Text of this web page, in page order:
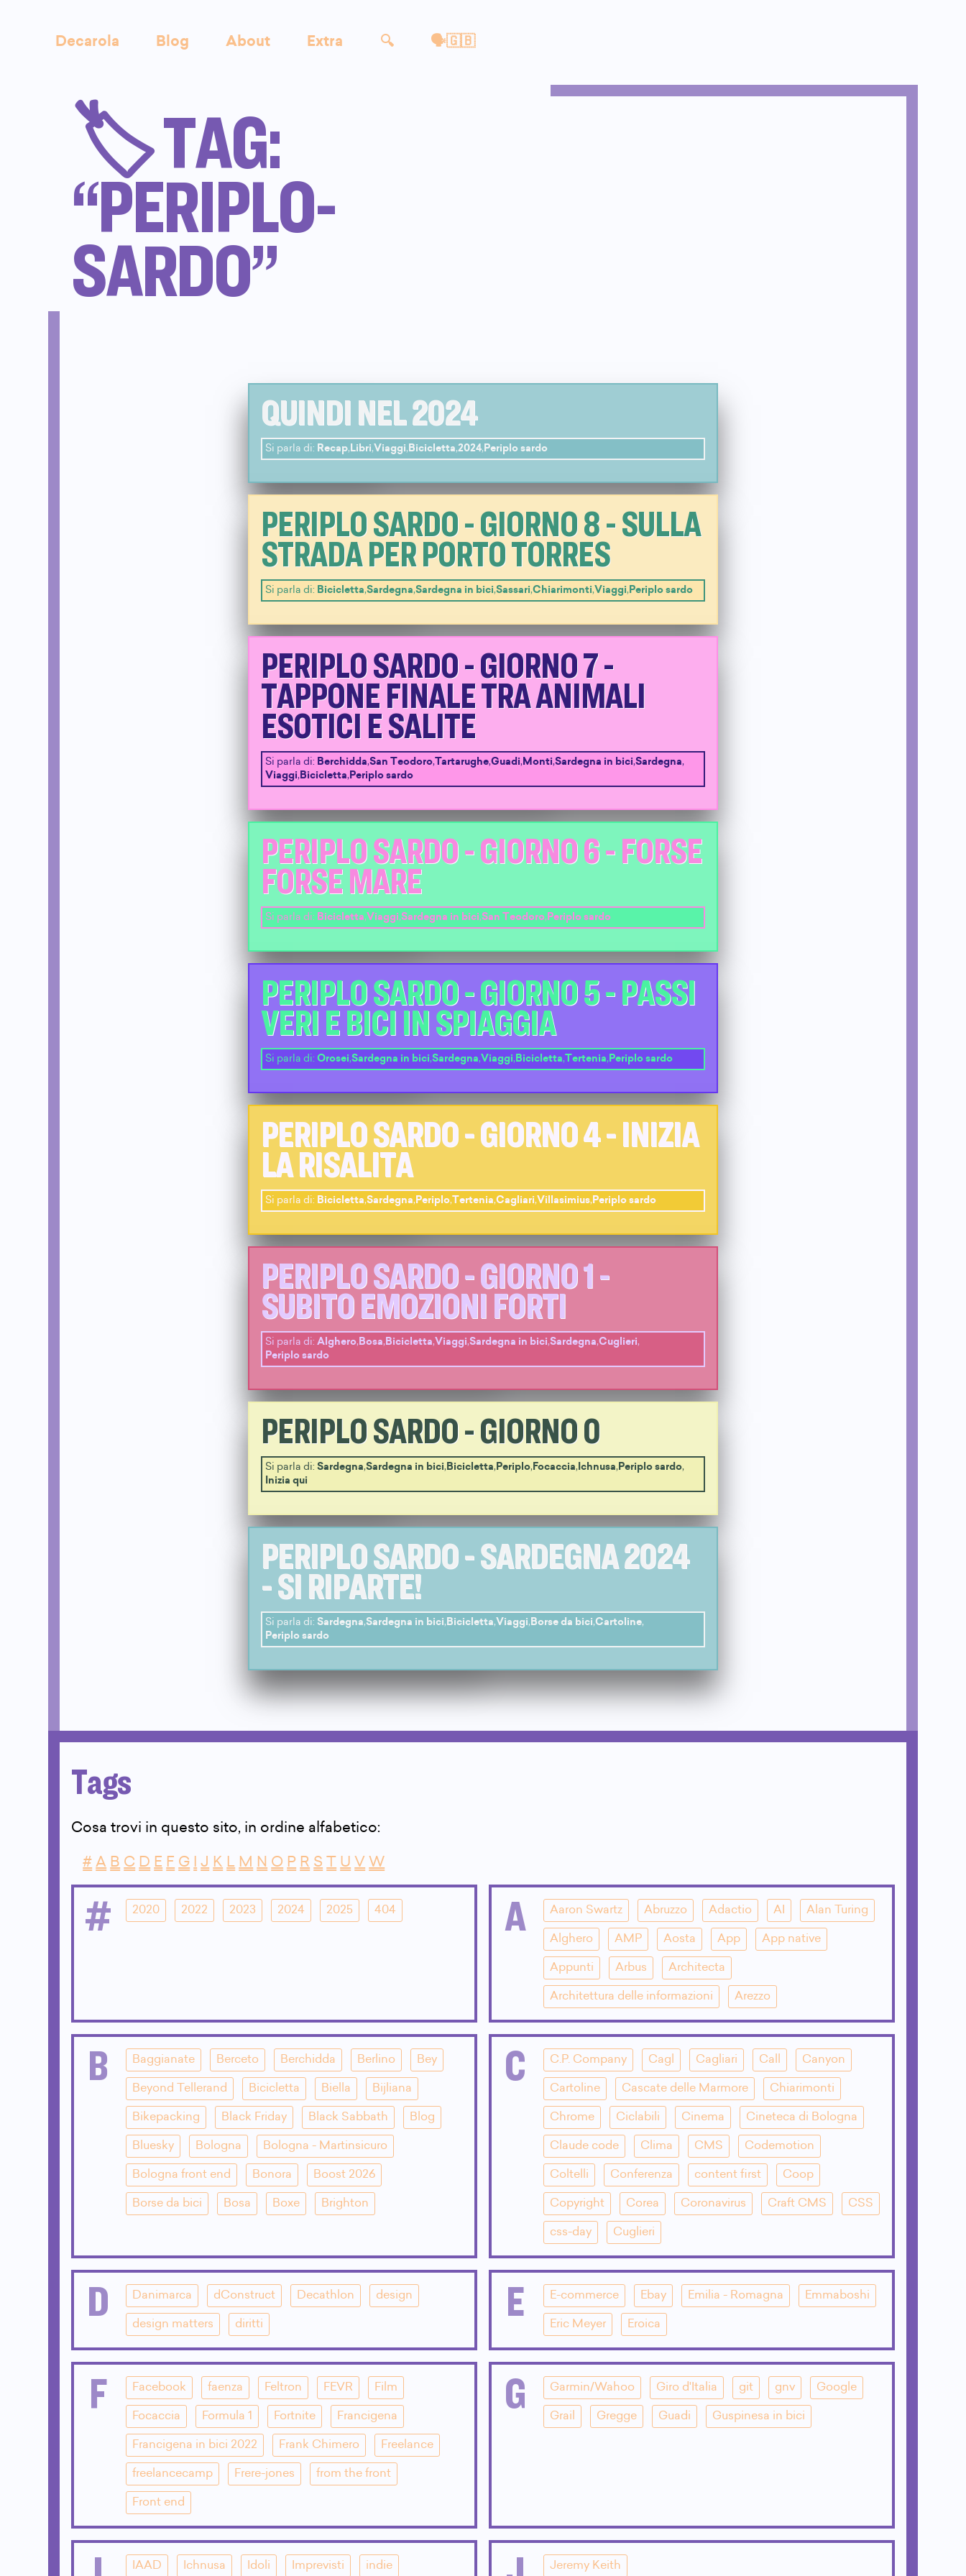
Decarola Blog About Extra 🔍 🗣🇬🇧
🏷️ TAG:
“PERIPLO-
SARDO”
QUINDI NEL 2024
Si parla di: Recap, Libri,Viaggi, Bicicletta,2024, Periplo sardo
PERIPLO SARDO - GIORNO 8 - SULLA
STRADA PER PORTO TORRES
Si parla di: Bicicletta,Sardegna,Sardegna in bici,Sassari,Chiarimonti,Viaggi, Periplo sardo
PERIPLO SARDO - GIORNO 7 -
TAPPONE FINALE TRA ANIMALI
ESOTICI E SALITE
Si parla di: Berchidda,San Teodoro,Tartarughe,Guadi, Monti,Sardegna in bici,Sardegna,
Viaggi, Bicicletta, Periplo sardo
PERIPLO SARDO - GIORNO 6 - FORSE
FORSE MARE
Si parla di: Bicicletta,Viaggi,Sardegna in bici,San Teodoro, Periplo sardo
PERIPLO SARDO - GIORNO 5 - PASSI
VERI E BICI IN SPIAGGIA
Si parla di:Orosei,Sardegna in bici,Sardegna,Viaggi, Bicicletta,Tertenia, Periplo sardo
PERIPLO SARDO - GIORNO 4 - INIZIA
LA RISALITA
Si parla di: Bicicletta,Sardegna, Periplo,Tertenia,Cagliari,Villasimius, Periplo sardo
PERIPLO SARDO - GIORNO 1 -
SUBITO EMOZIONI FORTI
Si parla di:Alghero, Bosa, Bicicletta,Viaggi,Sardegna in bici,Sardegna,Cuglieri,
Periplo sardo
PERIPLO SARDO - GIORNO 0
Si parla di:Sardegna,Sardegna in bici, Bicicletta, Periplo, Focaccia, Ichnusa, Periplo sardo,
Inizia qui
PERIPLO SARDO - SARDEGNA 2024
- SI RIPARTE!
Si parla di: Sardegna,Sardegna in bici, Bicicletta,Viaggi, Borse da bici,Cartoline,
Periplo sardo
Tags
Cosa trovi in questo sito, in ordine alfabetico:
# A B C D E F G J K L M N O P R S U V W
# 2020 2022 2023 2024 2025 404 A Aaron Swartz Abruzzo Adactio AI Alan Turing
Alghero AMP Aosta App App native
Appunti Arbus Architecta
Architettura delle informazioni Arezzo
B Baggianate Berceto Berchidda Berlino Bey
Beyond Tellerand Bicicletta Biella Bijliana
Bikepacking Black Friday Black Sabbath Blog
Bluesky Bologna Bologna - Martinsicuro
Bologna front end Bonora Boost 2026
Borse da bici Bosa Boxe Brighton
C C.P. Company Cagl Cagliari Call Canyon
Cartoline Cascate delle Marmore Chiarimonti
Chrome Ciclabili Cinema Cineteca di Bologna
Claude code Clima CMS Codemotion
Coltelli Conferenza content first Coop
Copyright Corea Coronavirus Craft CMS CSS
css-day Cuglieri
D Danimarca dConstruct Decathlon design
design matters diritti E E-commerce Ebay Emilia - Romagna Emmaboshi
Eric Meyer Eroica
F Facebook faenza Feltron FEVR Film
Focaccia Formula 1 Fortnite Francigena
Francigena in bici 2022 Frank Chimero Freelance
freelancecamp Frere-jones from the front
Front end
G Garmin/Wahoo Giro d'Italia git gnv Google
Grail Gregge Guadi Guspinesa in bici
IAAD Ichnusa Idoli Imprevisti indie Jeremy Keith